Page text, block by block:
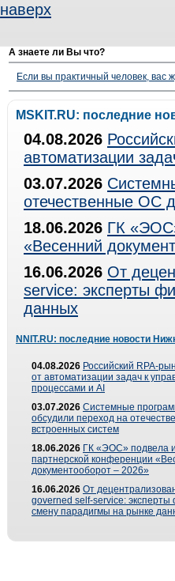
наверх
А знаете ли Вы что?
Если вы практичный человек, вас
MSKIT.RU: последние
04.08.2026
автоматизации
03.07.2026
отечественные ОС
18.06.2026 ГК
«Весенний
16.06.2026 От
service: эксперты
данных
NNIT.RU: последние новости
04.08.2026 Российский RPA-
от автоматизации задач к
процессами и AI
03.07.2026 Системные
обсудили переход на
встроенных систем
18.06.2026 ГК «ЭОС» подвела
партнерской конференции
документооборот – 2026»
16.06.2026 От
governed self-service: эксперты
смену парадигмы на рынке